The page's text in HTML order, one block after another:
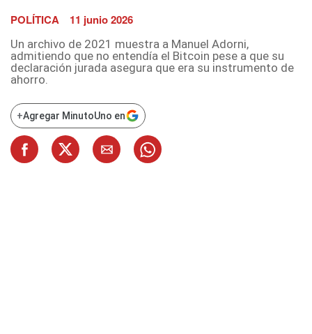
POLÍTICA 11 junio 2026
Un archivo de 2021 muestra a Manuel Adorni,
admitiendo que no entendía el Bitcoin pese a que su
declaración jurada asegura que era su instrumento de
ahorro.
+Agregar MinutoUno en